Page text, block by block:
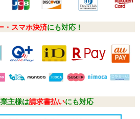
・スマホ決済にも対応！
主様は請求書払いにも対応